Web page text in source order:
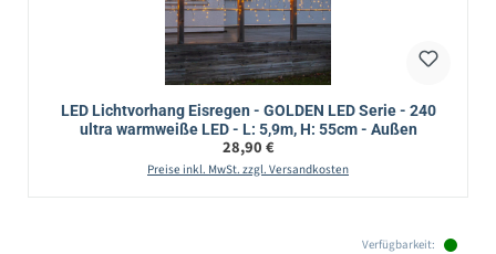
LED Lichtvorhang Eisregen - GOLDEN LED Serie - 240
ultra warmweiße LED - L: 5,9m, H: 55cm - Außen
Regulärer Preis:
28,90 €
Preise inkl. MwSt. zzgl. Versandkosten
Verfügbarkeit: